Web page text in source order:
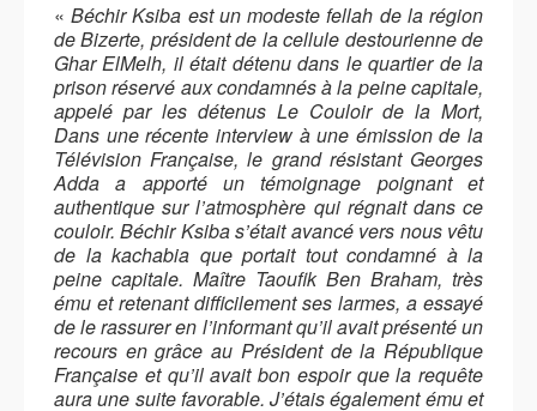
«Béchir Ksiba est un modeste fellah de la région
de Bizerte, président de la cellule destourienne de
Ghar ElMelh, il était détenu dans le quartier de la
prison réservé aux condamnés à la peine capitale,
appelé par les détenus Le Couloir de la Mort,
Dans une récente interview à une émission de la
Télévision Française, le grand résistant Georges
Adda a apporté un témoignage poignant et
authentique sur l’atmosphère qui régnait dans ce
couloir. Béchir Ksiba s’était avancé vers nous vêtu
de la kachabia que portait tout condamné à la
peine capitale. Maître Taoufik Ben Braham, très
ému et retenant difficilement ses larmes, a essayé
de le rassurer en l’informant qu’il avait présenté un
recours en grâce au Président de la République
Française et qu’il avait bon espoir que la requête
aura une suite favorable. J’étais également ému et